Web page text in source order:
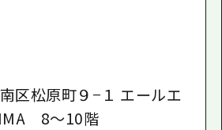
区松原町９−１ エールエ
8〜10階